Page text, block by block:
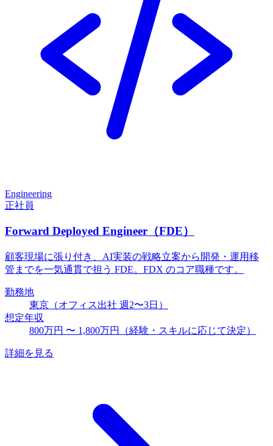
Engineering
正社員
Forward Deployed Engineer（FDE）
顧客現場に張り付き、AI実装の戦略立案から開発・運用移
管までを一気通貫で担う FDE。FDX のコア職種です。
勤務地
東京（オフィス出社 週2〜3日）
想定年収
800万円 〜 1,800万円（経験・スキルに応じて決定）
詳細を見る